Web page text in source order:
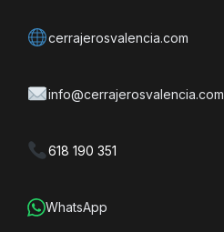
cerrajerosvalencia.com
info@cerrajerosvalencia.com
618 190 351
WhatsApp